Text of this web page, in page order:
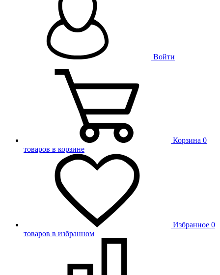
Войти
Корзина 0
товаров в корзине
Избранное 0
товаров в избранном